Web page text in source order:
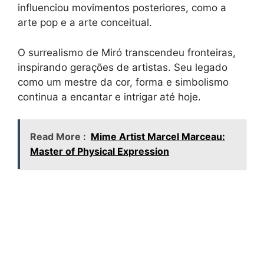
influenciou movimentos posteriores, como a
arte pop e a arte conceitual.
O surrealismo de Miró transcendeu fronteiras,
inspirando gerações de artistas. Seu legado
como um mestre da cor, forma e simbolismo
continua a encantar e intrigar até hoje.
Read More : Mime Artist Marcel Marceau:
Master of Physical Expression